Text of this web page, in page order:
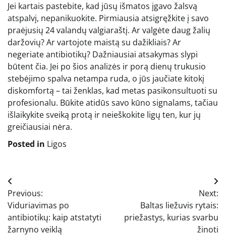
Jei kartais pastebite, kad jūsų išmatos įgavo žalsvą
atspalvį, nepanikuokite. Pirmiausia atsigręžkite į savo
praėjusių 24 valandų valgiaraštį. Ar valgėte daug žalių
daržovių? Ar vartojote maistą su dažikliais? Ar
negeriate antibiotikų? Dažniausiai atsakymas slypi
būtent čia. Jei po šios analizės ir porą dienų trukusio
stebėjimo spalva netampa ruda, o jūs jaučiate kitokį
diskomfortą – tai ženklas, kad metas pasikonsultuoti su
profesionalu. Būkite atidūs savo kūno signalams, tačiau
išlaikykite sveiką protą ir neieškokite ligų ten, kur jų
greičiausiai nėra.
Posted in Ligos
Navigacija
tarp
įrašų
Previous:
Viduriavimas po
antibiotikų: kaip atstatyti
žarnyno veiklą
Next:
Baltas liežuvis rytais:
priežastys, kurias svarbu
žinoti